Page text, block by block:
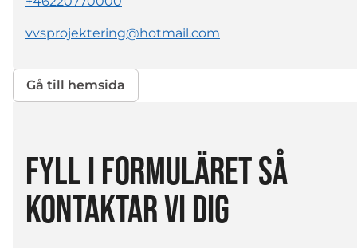
vvsprojektering@hotmail.com
Gå till hemsida
FYLL I FORMULÄRET SÅ
KONTAKTAR VI DIG